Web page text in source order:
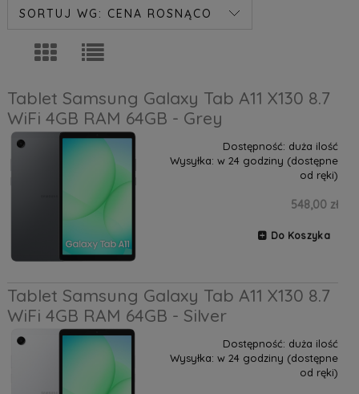
SORTUJ WG: CENA ROSNĄCO
Tablet Samsung Galaxy Tab A11 X130 8.7
WiFi 4GB RAM 64GB - Grey
Dostępność: duża ilość
Wysyłka: w 24 godziny (dostępne
od ręki)
548,00 zł
Do Koszyka
Tablet Samsung Galaxy Tab A11 X130 8.7
WiFi 4GB RAM 64GB - Silver
Dostępność: duża ilość
Wysyłka: w 24 godziny (dostępne
od ręki)